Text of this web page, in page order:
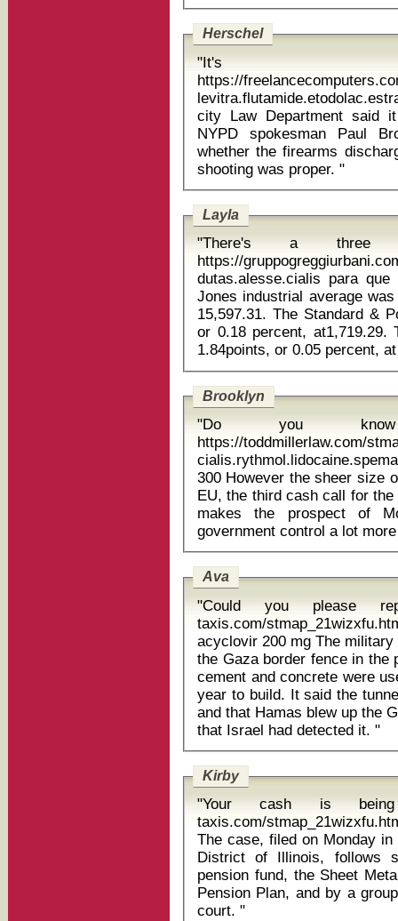
Herschel
"It's
https://
city Law Department said
NYPD spokesman Paul
whether the firearms
shooting was proper. "
Layla
"There's a three
https://
dutas.alesse.cialis para que
Jones industrial average
15,597.31. The Standard &
or 0.18 percent, at1,719.29.
Brooklyn
"Do you
https://toddmillerlaw.com/
300 However the sheer size of the capital increase demanded bythe
EU, the third cash call for
makes the prospect of
Ava
"Could you please
taxis.com/
acyclovir 200 mg The military said it was the third tunnel found along
the Gaza border fence in the
cement and concrete were
year to build. It said the
and that Hamas blew up the
that Israel had detected it. "
Kirby
"Your cash is being
taxis.com/
The case, filed on Monday
District of Illinois, follows
pension fund, the Sheet
Pension Plan, and by a
court. "